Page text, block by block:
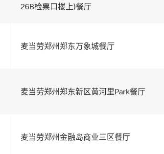
26B检票口楼上)餐厅
麦当劳郑州郑东万象城餐厅
麦当劳郑州郑东新区黄河里Park餐厅
麦当劳郑州金融岛商业三区餐厅